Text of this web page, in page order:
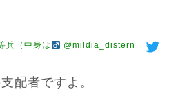
兵（中身は
@mildia_distern
配者ですよ。